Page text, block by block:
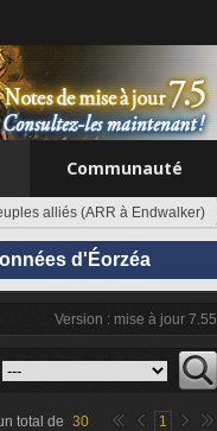
Communauté
alliés (ARR à Endwalker)
d'Éorzéa
Version : mise à jour 7.55
total de 30 1